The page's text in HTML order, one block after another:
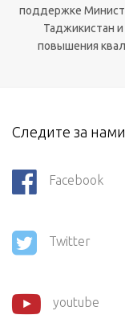
поддержке
Таджикистан
повышения
Следите за нами
Facebook
Twitter
youtube